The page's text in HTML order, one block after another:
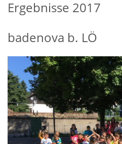
Ergebnisse 2017
badenova b. LÖ